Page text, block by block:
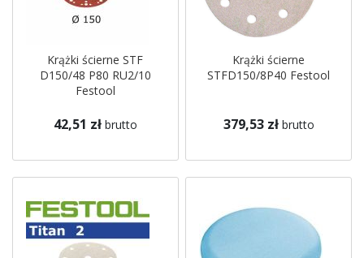
Krążki ścierne STF
D150/48 P80 RU2/10
Festool
42,51 zł brutto
Krążki ścierne
STFD150/8P40 Festool
379,53 zł brutto